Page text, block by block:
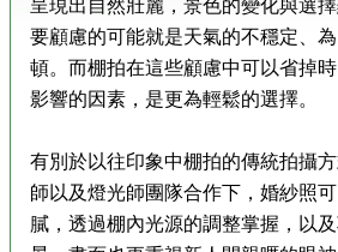
要顧慮的可能就是天氣的不穩定、
頓。而棚拍在這些顧慮中可以省掉
影響的因素，是更為輕鬆的選擇。
有別於以往印象中棚拍的傳統拍攝
師以及燈光師團隊合作下，婚紗照
膩，透過棚內光源的調整掌握，以